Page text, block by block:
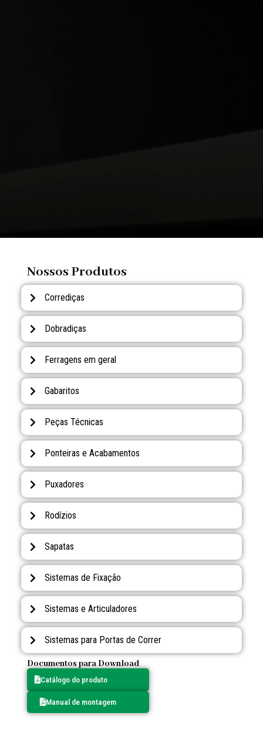
Nossos Produtos
Corrediças
Dobradiças
Ferragens em geral
Gabaritos
Peças Técnicas
Ponteiras e Acabamentos
Puxadores
Rodízios
Sapatas
Sistemas de Fixação
Sistemas e Articuladores
Sistemas para Portas de Correr
Documentos para Download
Catálogo do produto
Manual de montagem